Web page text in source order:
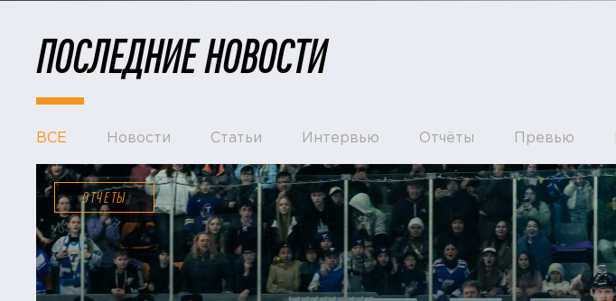
ПОСЛЕДНИЕ НОВОСТИ
ВСЕ Новости Статьи Интервью Отчёты Превью
ОТЧЕТЫ